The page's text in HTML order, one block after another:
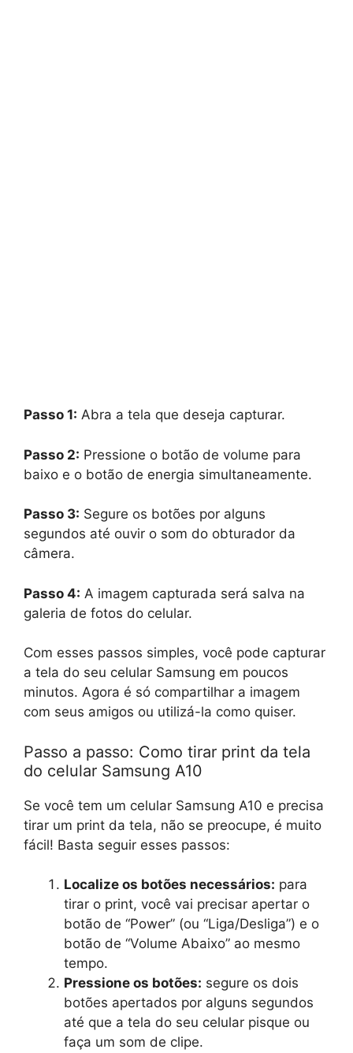
Passo 1: Abra a tela que deseja capturar.
Passo 2: Pressione o botão de volume para
baixo e o botão de energia simultaneamente.
Passo 3: Segure os botões por alguns
segundos até ouvir o som do obturador da
câmera.
Passo 4: A imagem capturada será salva na
galeria de fotos do celular.
Com esses passos simples, você pode capturar
a tela do seu celular Samsung em poucos
minutos. Agora é só compartilhar a imagem
com seus amigos ou utilizá-la como quiser.
Passo a passo: Como tirar print da tela
do celular Samsung A10
Se você tem um celular Samsung A10 e precisa
tirar um print da tela, não se preocupe, é muito
fácil! Basta seguir esses passos:
Localize os botões necessários: para
tirar o print, você vai precisar apertar o
botão de “Power” (ou “Liga/Desliga”) e o
botão de “Volume Abaixo” ao mesmo
tempo.
Pressione os botões: segure os dois
botões apertados por alguns segundos
até que a tela do seu celular pisque ou
faça um som de clipe.